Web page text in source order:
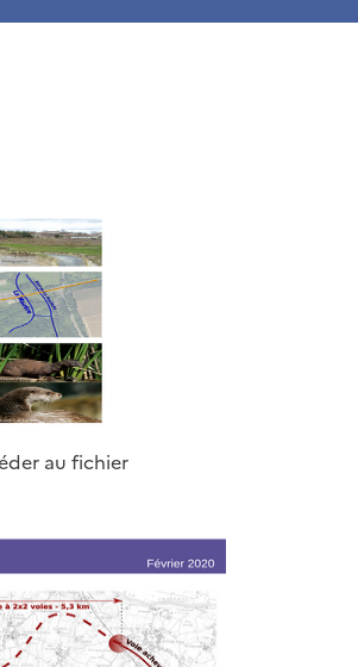
au fichier